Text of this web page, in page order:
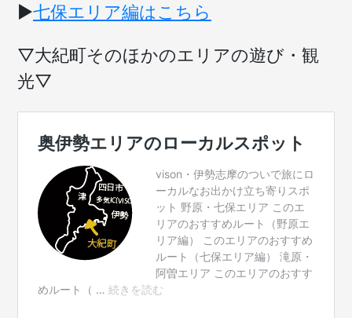
▶︎七保エリア編はこちら
▽大紀町そのほかのエリアの遊び・観
光▽